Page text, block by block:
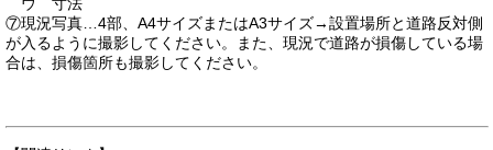
⑦現況写真…4部、A4サイズまたはA3サイズ→設置場所と道路反対側
が入るように撮影してください。また、現況で道路が損傷している場
合は、損傷箇所も撮影してください。